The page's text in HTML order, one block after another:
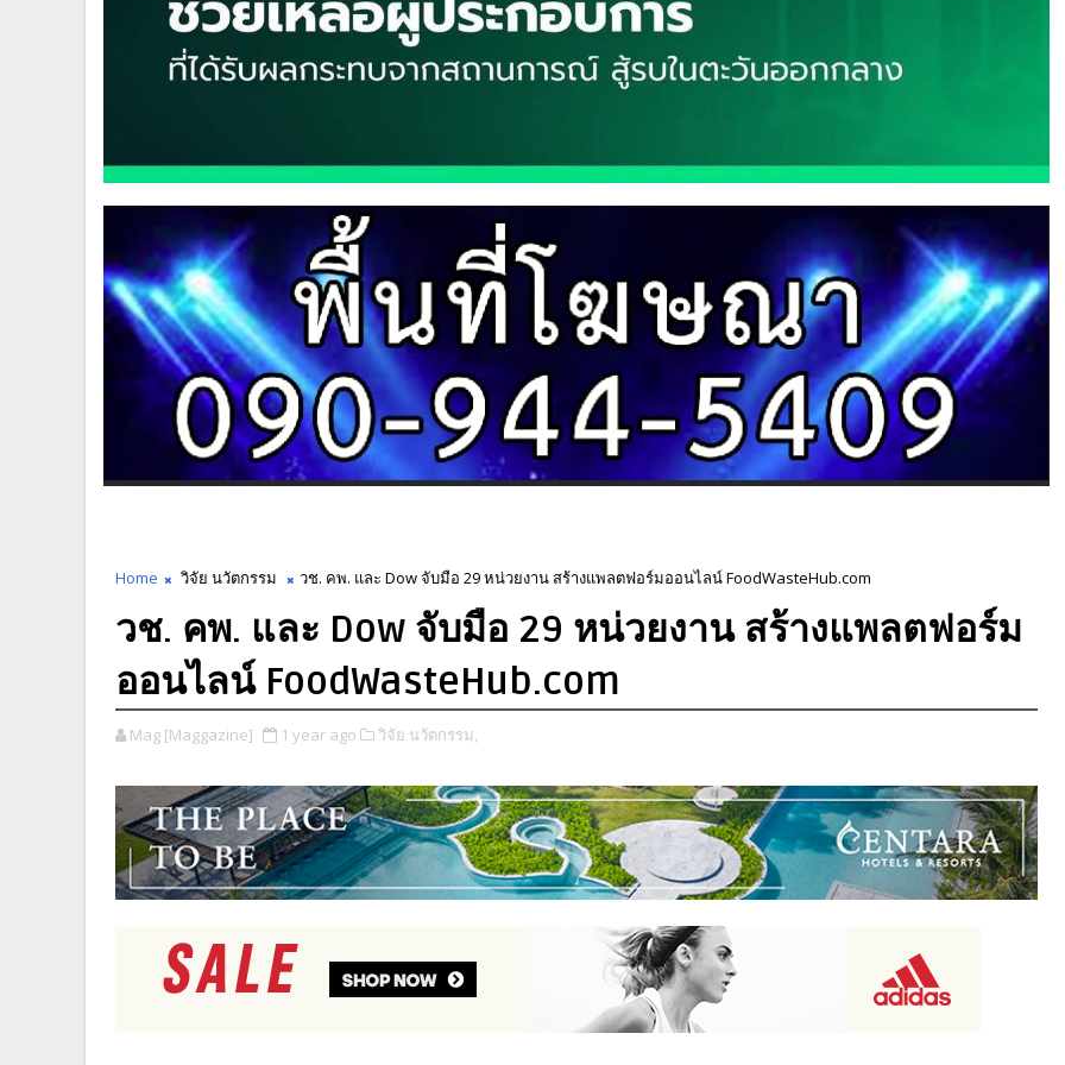
Home วิจัย นวัตกรรม วช. คพ. และ Dow จับมือ 29 หน่วยงาน สร้างแพลตฟอร์มออนไลน์ FoodWasteHub.com
วช. คพ. และ Dow จับมือ 29 หน่วยงาน สร้างแพลตฟอร์ม
ออนไลน์ FoodWasteHub.com
Mag [Maggazine] 1 year ago วิจัย นวัตกรรม,